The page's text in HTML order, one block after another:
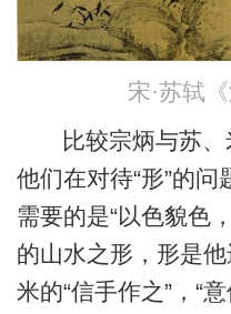
宋·苏轼
比较宗炳与苏
他们在对待“形”的
需要的是“以色貌色
的山水之形，形是他
米的“信手作之”，“